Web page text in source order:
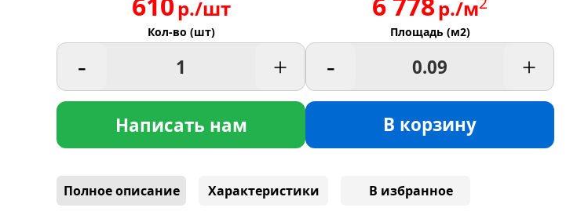
р./шт
Кол-во (шт)
- +
Написать нам
р./м
Площадь (м2)
- +
В корзину
Полное описание Характеристики
В избранное